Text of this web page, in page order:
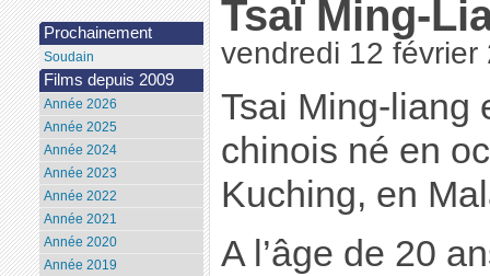
Tsaï Ming-
vendredi 12 février
Tsai Ming-liang
chinois né en
Kuching, en
A l’âge de 20
Prochainement
Soudain
Films depuis 2009
Année 2026
Année 2025
Année 2024
Année 2023
Année 2022
Année 2021
Année 2020
Année 2019